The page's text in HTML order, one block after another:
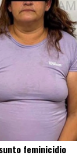
feminicidio